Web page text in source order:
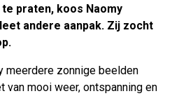
praten, koos Naomy
andere aanpak. Zij zocht
meerdere zonnige beelden
van mooi weer, ontspanning en